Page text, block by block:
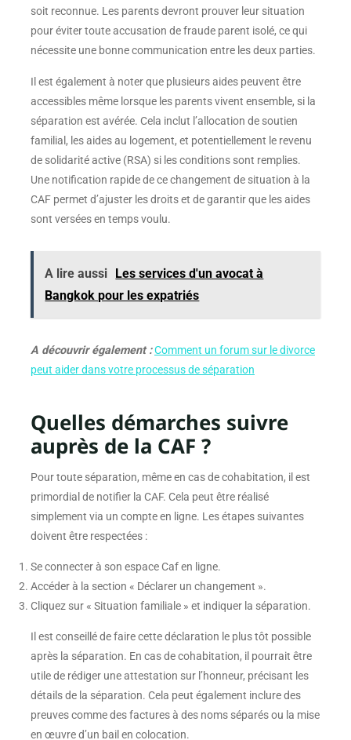
soit reconnue. Les parents devront prouver leur situation
pour éviter toute accusation de fraude parent isolé, ce qui
nécessite une bonne communication entre les deux parties.
Il est également à noter que plusieurs aides peuvent être
accessibles même lorsque les parents vivent ensemble, si la
séparation est avérée. Cela inclut l’allocation de soutien
familial, les aides au logement, et potentiellement le revenu
de solidarité active (RSA) si les conditions sont remplies.
Une notification rapide de ce changement de situation à la
CAF permet d’ajuster les droits et de garantir que les aides
sont versées en temps voulu.
A lire aussi
Les services d'un avocat à
Bangkok pour les expatriés
A découvrir également :Comment un forum sur le divorce
peut aider dans votre processus de séparation
Quelles démarches suivre
auprès de la CAF ?
Pour toute séparation, même en cas de cohabitation, il est
primordial de notifier la CAF. Cela peut être réalisé
simplement via un compte en ligne. Les étapes suivantes
doivent être respectées :
Se connecter à son espace Caf en ligne.
Accéder à la section « Déclarer un changement ».
Cliquez sur « Situation familiale » et indiquer la séparation.
Il est conseillé de faire cette déclaration le plus tôt possible
après la séparation. En cas de cohabitation, il pourrait être
utile de rédiger une attestation sur l’honneur, précisant les
détails de la séparation. Cela peut également inclure des
preuves comme des factures à des noms séparés ou la mise
en œuvre d’un bail en colocation.